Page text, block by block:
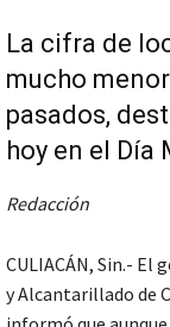
La cifra de
mucho
pasados,
hoy en el Día
Redacción
CULIACÁN, Sin.- El
y Alcantarillado de